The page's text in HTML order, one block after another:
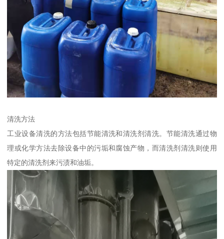
清洗方法
工业设备清洗的方法包括节能清洗和清洗剂清洗。节能清洗通过物
理或化学方法去除设备中的污垢和腐蚀产物，而清洗剂清洗则使用
特定的清洗剂来污渍和油垢。